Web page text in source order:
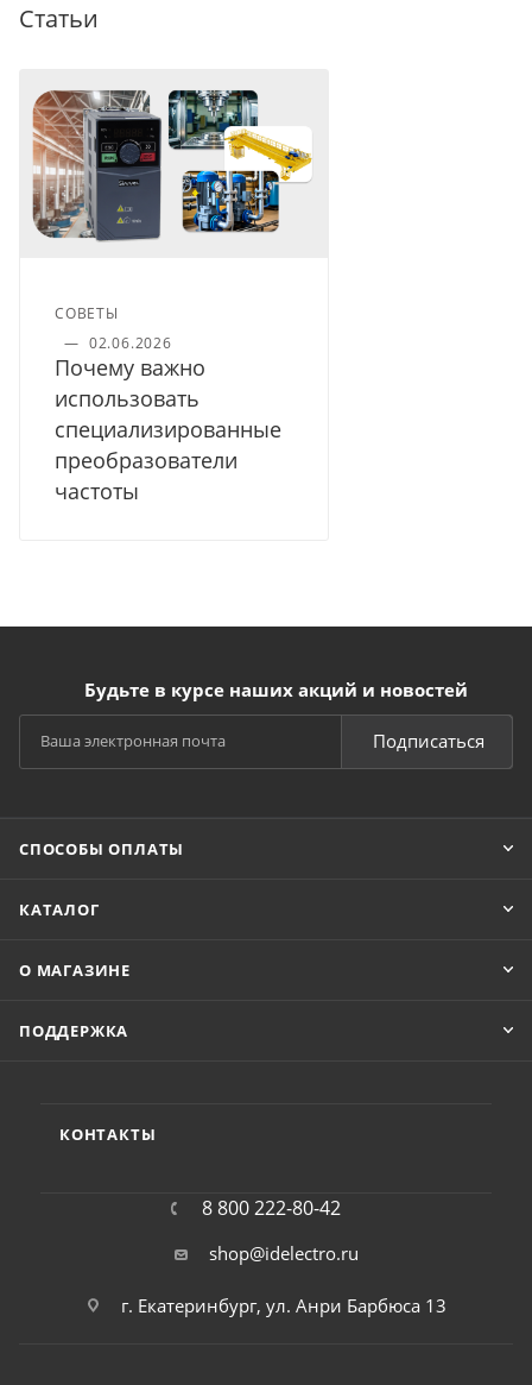
Статьи
СОВЕТЫ
— 02.06.2026
Почему важно
использовать
специализированные
преобразователи
частоты
Будьте в курсе наших акций и новостей
Подписаться
СПОСОБЫ ОПЛАТЫ
КАТАЛОГ
О МАГАЗИНЕ
ПОДДЕРЖКА
КОНТАКТЫ
8 800 222-80-42
shop@idelectro.ru
г. Екатеринбург, ул. Анри Барбюса 13